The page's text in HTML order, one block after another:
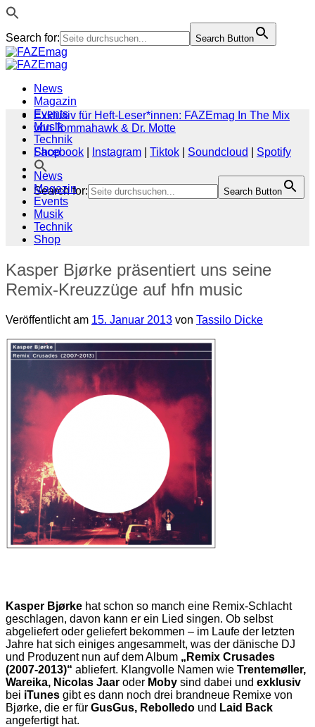
Search for: Search Button
Zum
Inhalt
News
Magazin
Events
Musik
Technik
Shop
Search for: Search Button
Exklusiv für Heft-Leser*innen: FAZEmag In The Mix
von Tommahawk & Dr. Motte
Facebook
Instagram Tiktok Soundcloud
Spotify
News
Magazin
Events
Musik
Technik
Shop
Kasper Bjørke präsentiert uns seine
Remix-Kreuzzüge auf hfn music
Veröffentlicht am 15. Januar 2013 von Tassilo Dicke
Kasper Bjørke hat schon so manch eine Remix-Schlacht
geschlagen, davon kann er ein Lied singen. Ob selbst
abgeliefert oder geliefert bekommen – im Laufe der letzten
Jahre hat sich einiges angesammelt, was der dänische DJ
und Produzent nun auf dem Album „Remix Crusades
(2007-2013)“ abliefert. Klangvolle Namen wie Trentemøller,
Wareika, Nicolas Jaar oder Moby sind dabei und exklusiv
bei iTunes gibt es dann noch drei brandneue Remixe von
Bjørke, die er für GusGus, Rebolledo und Laid Back
angefertigt hat.